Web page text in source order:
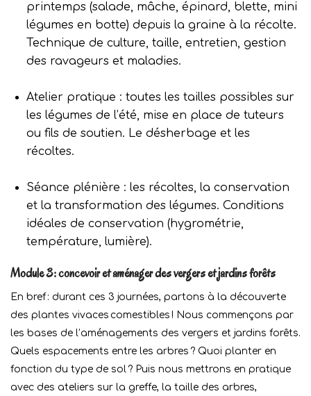
printemps (salade, mâche, épinard, blette, mini
légumes en botte) depuis la graine à la récolte.
Technique de culture, taille, entretien, gestion
des ravageurs et maladies.
Atelier pratique : toutes les tailles possibles sur
les légumes de l’été, mise en place de tuteurs
ou fils de soutien. Le désherbage et les
récoltes.
Séance plénière : les récoltes, la conservation
et la transformation des légumes. Conditions
idéales de conservation (hygrométrie,
température, lumière).
Module 3 : concevoir et aménager des vergers et jardins forêts
En bref : durant ces 3 journées, partons à la découverte
des plantes vivaces comestibles ! Nous commençons par
les bases de l’aménagements des vergers et jardins forêts.
Quels espacements entre les arbres ? Quoi planter en
fonction du type de sol ? Puis nous mettrons en pratique
avec des ateliers sur la greffe, la taille des arbres,